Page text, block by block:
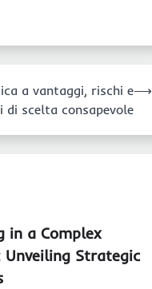
a vantaggi, rischi e
di scelta consapevole
⟶
in a Complex
Unveiling Strategic